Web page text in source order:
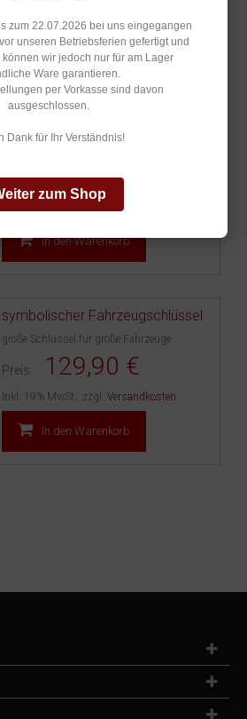
zum 22.07.2026 bei uns eingegangen
unseren Betriebsferien gefertigt und
wir jedoch nur für am Lager
Ware garantieren.
per Vorkasse sind davon
ausgeschlossen.
Dank für Ihr Verständnis!
zum Shop
Schlüssel zur feierlichen
Übergabe
Große Objekte verdienen große Schlüssel.
Preis: 311,50 €
Versandkosten
In den Warenkorb
symbolischer Fahrzeugschlüssel
große Schlüssel für große Fahrzeuge
Preis: 129,90 €
Inkl. 19% MwSt. zzgl. Versandkosten
In den Warenkorb